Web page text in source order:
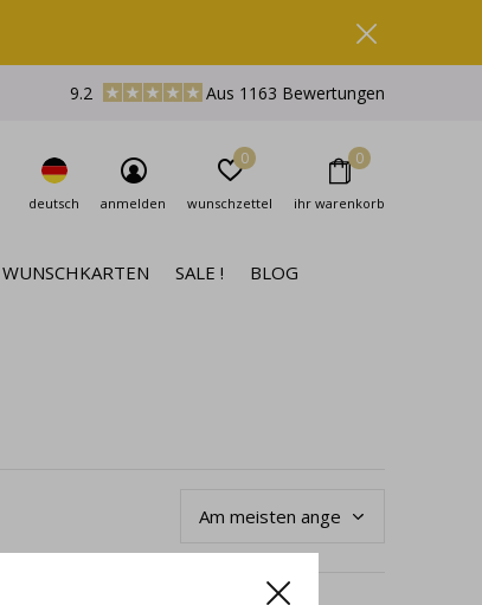
WUNSCHKARTEN SALE ! BLOG
deutsch anmelden wunschzettel
0
ihr warenkorb
0
9.2 Aus 1163 Bewertungen